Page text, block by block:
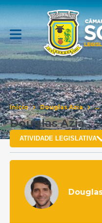
Início Douglas Azia ...
Douglas Azia
ATIVIDADE LEGISLATIVA